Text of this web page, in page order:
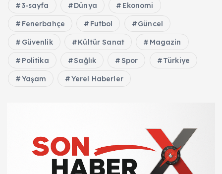
3-sayfa Dünya Ekonomi
Fenerbahçe Futbol Güncel
Güvenlik Kültür Sanat Magazin
Politika Sağlık Spor Türkiye
Yaşam Yerel Haberler